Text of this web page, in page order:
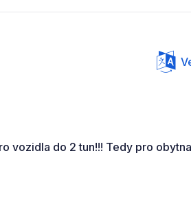
vozidla do 2 tun!!! Tedy pro